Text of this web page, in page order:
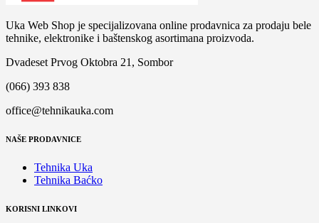
Uka Web Shop je specijalizovana online prodavnica za prodaju bele
tehnike, elektronike i baštenskog asortimana proizvoda.
Dvadeset Prvog Oktobra 21, Sombor
(066) 393 838
office@tehnikauka.com
NAŠE PRODAVNICE
Tehnika Uka
Tehnika Baćko
KORISNI LINKOVI